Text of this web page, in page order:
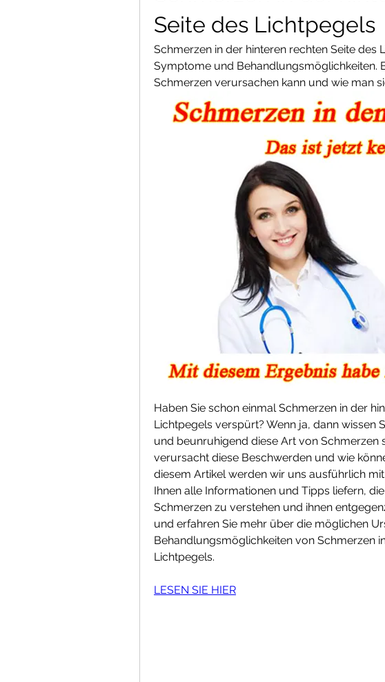
Seite des Lichtpegels
Schmerzen in der hinteren rechten Seite des
Symptome und Behandlungsmöglichkeiten.
Schmerzen verursachen kann und wie man
Haben Sie schon einmal Schmerzen in der
Lichtpegels verspürt? Wenn ja, dann wissen
und beunruhigend diese Art von Schmerzen
verursacht diese Beschwerden und wie
diesem Artikel werden wir uns ausführlich
Ihnen alle Informationen und Tipps liefern,
Schmerzen zu verstehen und ihnen
und erfahren Sie mehr über die möglichen
Behandlungsmöglichkeiten von Schmerzen
Lichtpegels.
LESEN SIE HIER